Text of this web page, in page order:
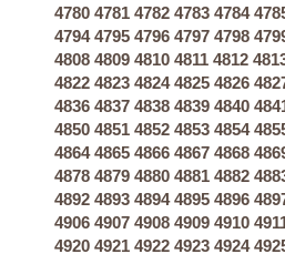
4780 4781 4782 4783 4784
4794 4795 4796 4797 4798
4808 4809 4810 4811 4812
4822 4823 4824 4825 4826
4836 4837 4838 4839 4840
4850 4851 4852 4853 4854
4864 4865 4866 4867 4868
4878 4879 4880 4881 4882
4892 4893 4894 4895 4896
4906 4907 4908 4909 4910
4920 4921 4922 4923 4924